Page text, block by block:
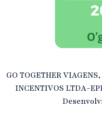
GO TOGETHER
INCENTIVOS LTDA-